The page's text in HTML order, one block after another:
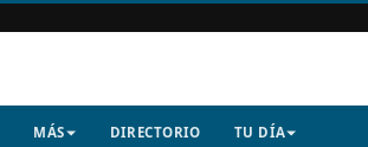
MÁS DIRECTORIO TU DÍA